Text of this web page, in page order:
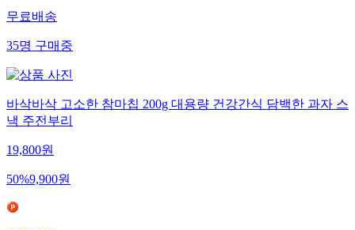
무료배송
35명구매중
바삭바삭 고소한 참마칩 200g 대용량 건강간식 담백한 과자 스
낵 주전부리
19,800원
50%9,900원